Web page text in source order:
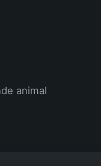
animal